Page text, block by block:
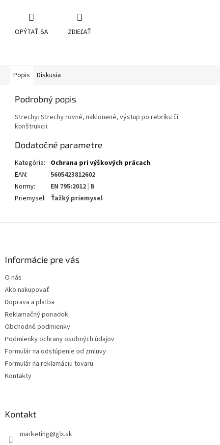
OPÝTAŤ SA ZDIEĽAŤ
Popis Diskusia
Podrobný popis
Strechy: Strechy rovné, naklonené, výstup po rebríku či
konštrukcii.
Dodatočné parametre
Kategória:
Ochrana pri výškových prácach
EAN:
5605423812602
Normy:
EN 795:2012 | B
Priemysel: Ťažký priemysel
Informácie pre vás
O nás
Ako nakupovať
Doprava a platba
Reklamačný poriadok
Obchodné podmienky
Podmienky ochrany osobných údajov
Formulár na odstúpenie od zmluvy
Formulár na reklamáciu tovaru
Kontakty
Kontakt
marketing@glx.sk